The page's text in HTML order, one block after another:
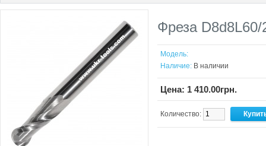
Фреза
Модель:
Наличие: В наличии
Цена: 1 410.00грн.
Количество: